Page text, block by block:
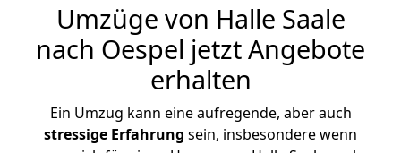
Umzüge von Halle Saale
nach Oespel jetzt Angebote
erhalten
Ein Umzug kann eine aufregende, aber auch
stressige Erfahrung sein, insbesondere wenn